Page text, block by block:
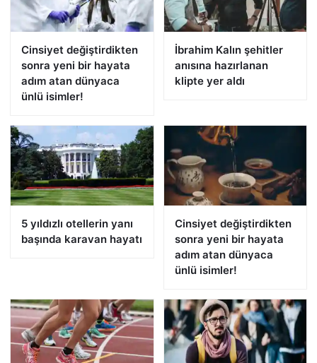
Cinsiyet değiştirdikten
sonra yeni bir hayata
adım atan dünyaca
ünlü isimler!
İbrahim Kalın şehitler
anısına hazırlanan
klipte yer aldı
5 yıldızlı otellerin yanı
başında karavan hayatı
Cinsiyet değiştirdikten
sonra yeni bir hayata
adım atan dünyaca
ünlü isimler!